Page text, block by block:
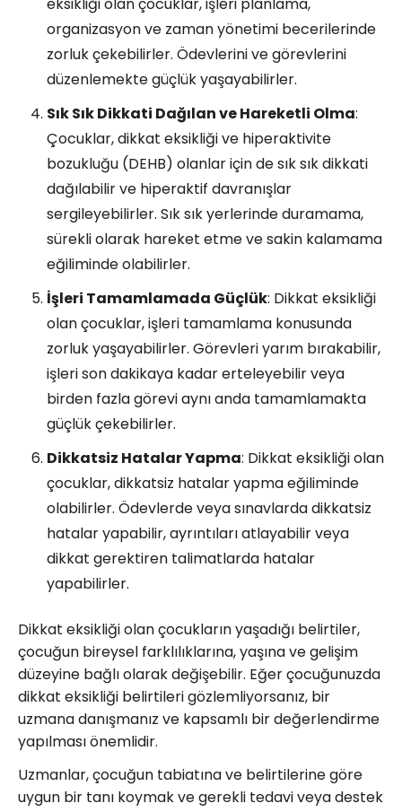
eksikliği olan çocuklar, işleri planlama,
organizasyon ve zaman yönetimi becerilerinde
zorluk çekebilirler. Ödevlerini ve görevlerini
düzenlemekte güçlük yaşayabilirler.
Sık Sık Dikkati Dağılan ve Hareketli Olma:
Çocuklar, dikkat eksikliği ve hiperaktivite
bozukluğu (DEHB) olanlar için de sık sık dikkati
dağılabilir ve hiperaktif davranışlar
sergileyebilirler. Sık sık yerlerinde duramama,
sürekli olarak hareket etme ve sakin kalamama
eğiliminde olabilirler.
İşleri Tamamlamada Güçlük: Dikkat eksikliği
olan çocuklar, işleri tamamlama konusunda
zorluk yaşayabilirler. Görevleri yarım bırakabilir,
işleri son dakikaya kadar erteleyebilir veya
birden fazla görevi aynı anda tamamlamakta
güçlük çekebilirler.
Dikkatsiz Hatalar Yapma: Dikkat eksikliği olan
çocuklar, dikkatsiz hatalar yapma eğiliminde
olabilirler. Ödevlerde veya sınavlarda dikkatsiz
hatalar yapabilir, ayrıntıları atlayabilir veya
dikkat gerektiren talimatlarda hatalar
yapabilirler.
Dikkat eksikliği olan çocukların yaşadığı belirtiler,
çocuğun bireysel farklılıklarına, yaşına ve gelişim
düzeyine bağlı olarak değişebilir. Eğer çocuğunuzda
dikkat eksikliği belirtileri gözlemliyorsanız, bir
uzmana danışmanız ve kapsamlı bir değerlendirme
yapılması önemlidir.
Uzmanlar, çocuğun tabiatına ve belirtilerine göre
uygun bir tanı koymak ve gerekli tedavi veya destek